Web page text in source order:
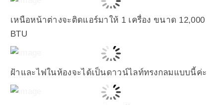
เหนือหน้าต่างจะติดแอร์มาให้ 1 เครื่อง ขนาด 12,000
BTU
ฝ้าและไฟในห้องจะได้เป็นดาวน์ไลท์ทรงกลมแบบนี้ค่ะ